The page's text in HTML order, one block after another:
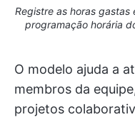
Registre as horas
programação horária
O modelo ajuda a
membros da
projetos